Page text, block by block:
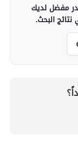
مفضل لديك
البحث.